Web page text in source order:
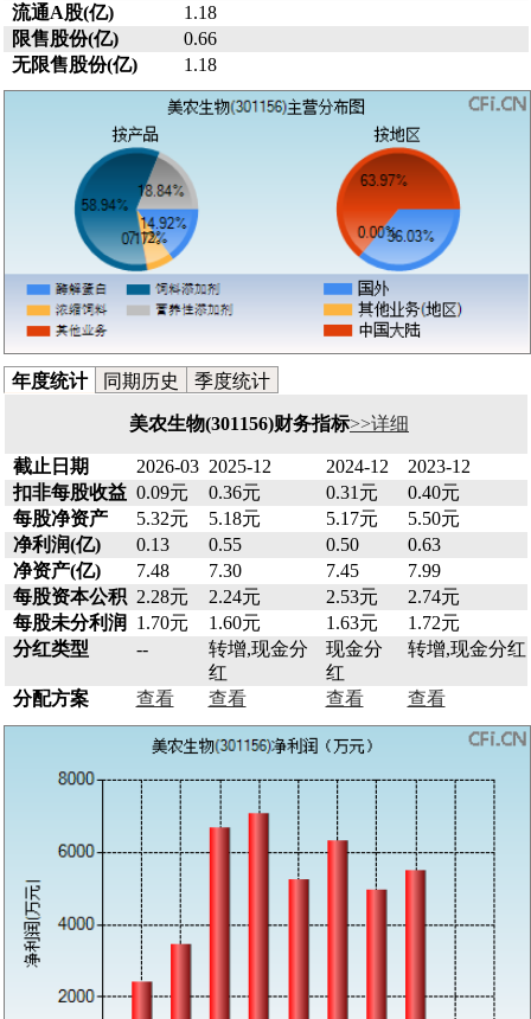
流通A股(亿)
1.18
限售股份(亿)
0.66
无限售股份(亿)
1.18
年度统计 同期历史 季度统计
美农生物(301156)财务指标>>详细
截止日期 2026-03 2025-12 2024-12
2023-12
扣非每股收益 0.09元 0.36元 0.31元
0.40元
每股净资产
5.32元 5.18元 5.17元
5.50元
净利润(亿)
0.13 0.55 0.50
0.63
净资产(亿)
7.48 7.30 7.45
7.99
每股资本公积 2.28元 2.24元 2.53元
2.74元
每股未分利润
1.70元 1.60元 1.63元
1.72元
分红类型
--
转增,现金分
红
现金分
红
转增,现金分红
分配方案 查看 查看 查看 查看